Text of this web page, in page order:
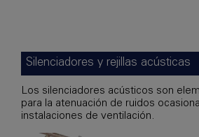
Silenciadores y rejillas acústicas
Los silenciadores acústicos son
para la atenuación de ruidos
instalaciones de ventilación.